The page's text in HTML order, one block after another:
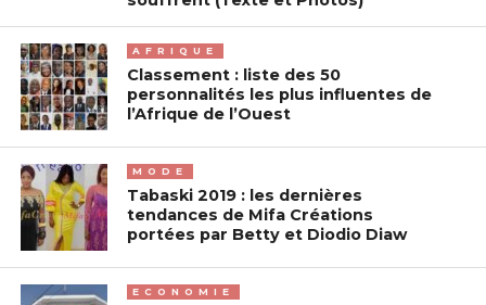
AFRIQUE
Classement : liste des 50
personnalités les plus influentes de
l’Afrique de l’Ouest
MODE
Tabaski 2019 : les dernières
tendances de Mifa Créations
portées par Betty et Diodio Diaw
ECONOMIE